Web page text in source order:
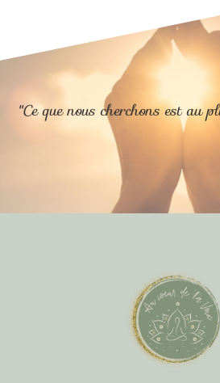
"Ce que nous cherchons est au